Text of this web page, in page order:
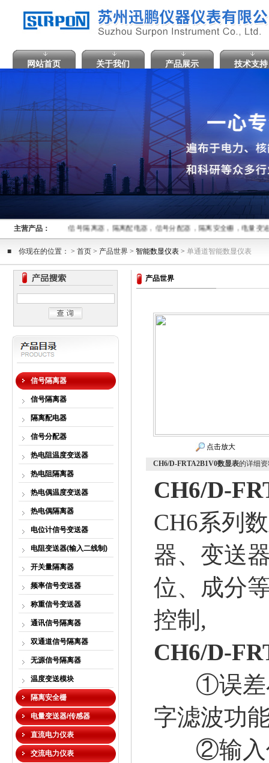
网站首页 关于我们 产品展示 技术支持
主营产品： 信号隔离器，隔离配电器，信号分配器，隔离安全栅，电量
■ 你现在的位置： > 首页 > 产品世界 > 智能数显仪表 > 单通道智能数显仪表
信号隔离器
信号隔离器
隔离配电器
信号分配器
热电阻温度变送器
热电阻隔离器
热电偶温度变送器
热电偶隔离器
电位计信号变送器
电阻变送器(输入二线制)
开关量隔离器
频率信号变送器
称重信号变送器
通讯信号隔离器
双通道信号隔离器
无源信号隔离器
温度变送模块
隔离安全栅
电量变送器/传感器
直流电力仪表
交流电力仪表
产品世界
点击放大
CH6/D-FRTA2B1V0数显表的详细
CH6/D-
CH6系列
器、变送
位、成分
控制,
CH6/D-
①误差小
字滤波功
②输入信